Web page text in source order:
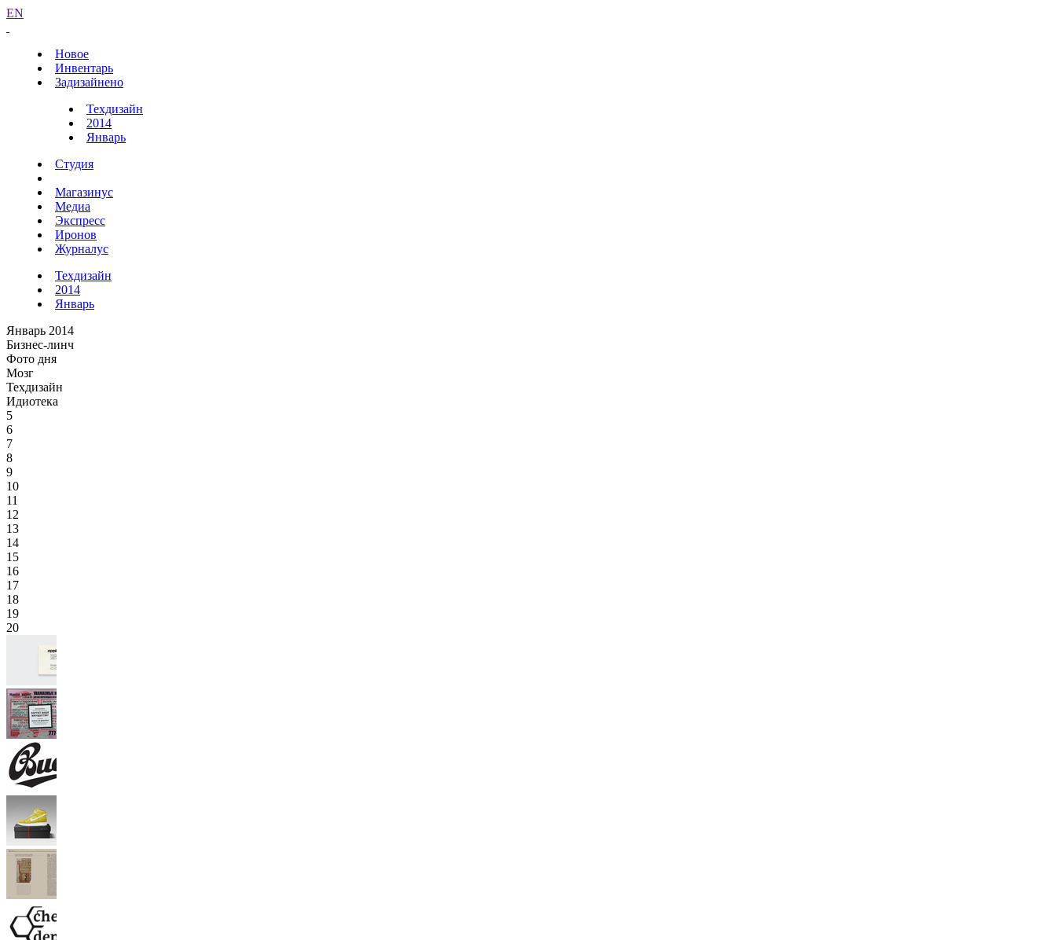
EN
Новое
Инвентарь
Задизайнено
Техдизайн
2014
Январь
Студия
Магазинус
Медиа
Экспресс
Иронов
Журналус
Техдизайн
2014
Январь
Январь 2014
Бизнес-линч
Фото дня
Мозг
Техдизайн
Идиотека
5
6
7
8
9
10
11
12
13
14
15
16
17
18
19
20